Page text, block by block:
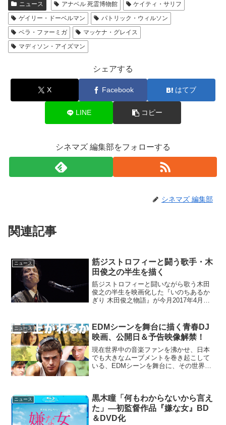
ニュース アナベル 死霊博物館
ケイティ・サリフ
ゲイリー・ドーベルマン
パトリック・ウィルソン
ベラ・ファーミガ
マッケナ・グレイス
マディソン・アイズマン
シェアする
X Facebook はてブ
LINE コピー
シネマズ 編集部をフォローする
シネマズ 編集部
関連記事
ニュース
筋ジストロフィーと闘う歌手・木
田俊之の半生を描く
筋ジストロフィーと闘いながら歌う木田
俊之の半生を映画化した『いのちあるか
ぎり 木田俊之物語』が今月2017年4月に
は1982年、智恵子と出会い結婚。子供も
生まれて幸...
ニュース
EDMシーンを舞台に描く青春DJ
映画、公開日＆予告映像解禁！
現在世界中の音楽ファンを沸かせ、日本
でも大きなムーブメントを巻き起こして
いる、EDMシーンを舞台に、その世界で
ズ』（PG-1...
ニュース
黒木瞳「何もわからないから言え
た」―初監督作品『嫌な女』BD
＆DVD化